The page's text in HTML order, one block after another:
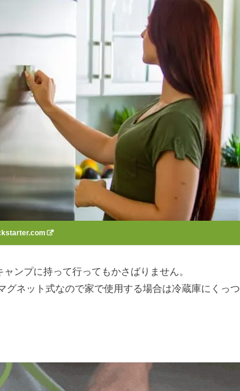
ンプに持って行ってもかさばりません。
グネット式なので家で使用する場合は冷蔵庫にくっつ